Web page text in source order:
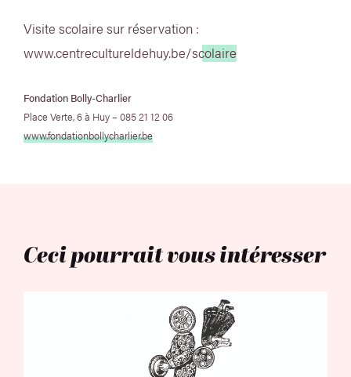
Visite scolaire sur réservation :
www.centrecultureldehuy.be/scolaire
Fondation Bolly-Charlier
Place Verte, 6 à Huy – 085 21 12 06
www.fondationbollycharlier.be
Ceci pourrait vous intéresser